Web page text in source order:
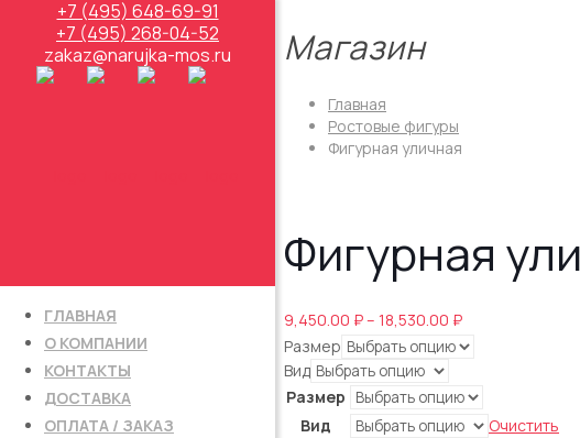
+7 (495) 648-69-91
+7 (495) 268-04-52
zakaz@narujka-mos.ru
ГЛАВНАЯ
О КОМПАНИИ
КОНТАКТЫ
ДОСТАВКА
ОПЛАТА / ЗАКАЗ
Магазин
Главная
Ростовые фигуры
Фигурная уличная
Фигурная
9,450.00 ₽– 18,530.00 ₽Диапазон
цен:
18,530.00 ₽
Размер
Вид
Размер
Вид
Очистить